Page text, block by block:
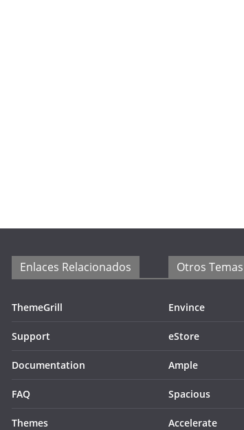
Enlaces Relacionados
ThemeGrill
Support
Documentation
FAQ
Themes
Otros Temas
Envince
eStore
Ample
Spacious
Accelerate